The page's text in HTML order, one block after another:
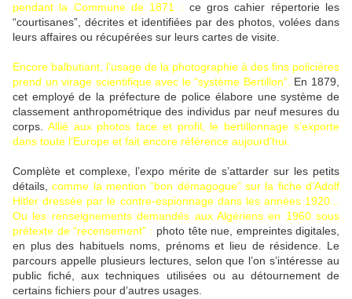
pendant la Commune de 1871 : ce gros cahier répertorie les
“courtisanes”, décrites et identifiées par des photos, volées dans
leurs affaires ou récupérées sur leurs cartes de visite.
Encore balbutiant, l’usage de la photographie à des fins policières
prend un virage scientifique avec le “système Bertillon”. En 1879,
cet employé de la préfecture de police élabore une système de
classement anthropométrique des individus par neuf mesures du
corps. Allié aux photos face et profil, le bertillonnage s’exporte
dans toute l’Europe et fait encore référence aujourd’hui.
Complète et complexe, l’expo mérite de s’attarder sur les petits
détails,comme la mention “bon démagogue” sur la fiche d’Adolf
Hitler dressée par le contre-espionnage dans les années 1920...
Ou les renseignements demandés aux Algériens en 1960 sous
prétexte de “recensement” : photo tête nue, empreintes digitales,
en plus des habituels noms, prénoms et lieu de résidence. Le
parcours appelle plusieurs lectures, selon que l’on s’intéresse au
public fiché, aux techniques utilisées ou au détournement de
certains fichiers pour d’autres usages.